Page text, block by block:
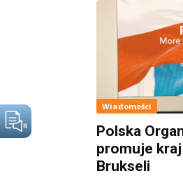
Wiadomości
Polska
promuje
Brukseli